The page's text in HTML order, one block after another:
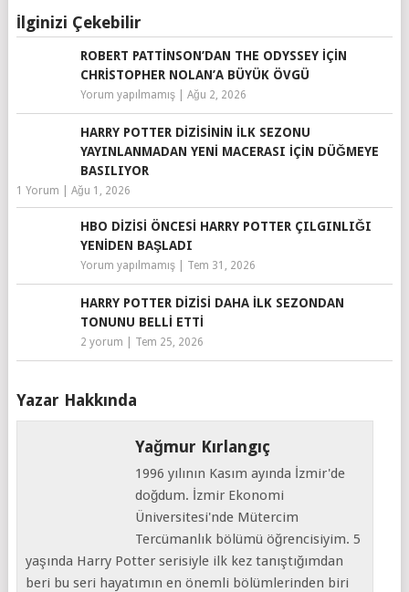
İlginizi Çekebilir
ROBERT PATTINSON’DAN THE ODYSSEY IÇIN
CHRISTOPHER NOLAN’A BÜYÜK ÖVGÜ
Yorum yapılmamış| Ağu 2, 2026
HARRY POTTER DIZISININ İLK SEZONU
YAYINLANMADAN YENI MACERASI IÇIN DÜĞMEYE
BASILIYOR
1 Yorum Ağu 1, 2026
HBO DIZISI ÖNCESI HARRY POTTER ÇILGINLIĞI
YENIDEN BAŞLADI
Yorum yapılmamış| Tem 31, 2026
HARRY POTTER DIZISI DAHA İLK SEZONDAN
TONUNU BELLI ETTI
2 yorum Tem 25, 2026
Yazar Hakkında
Yağmur Kırlangıç
1996 yılının Kasım ayında İzmir'de
doğdum. İzmir Ekonomi
Üniversitesi'nde Mütercim
Tercümanlık bölümü öğrencisiyim. 5
yaşında Harry Potter serisiyle ilk kez tanıştığımdan
beri bu seri hayatımın en önemli bölümlerinden biri